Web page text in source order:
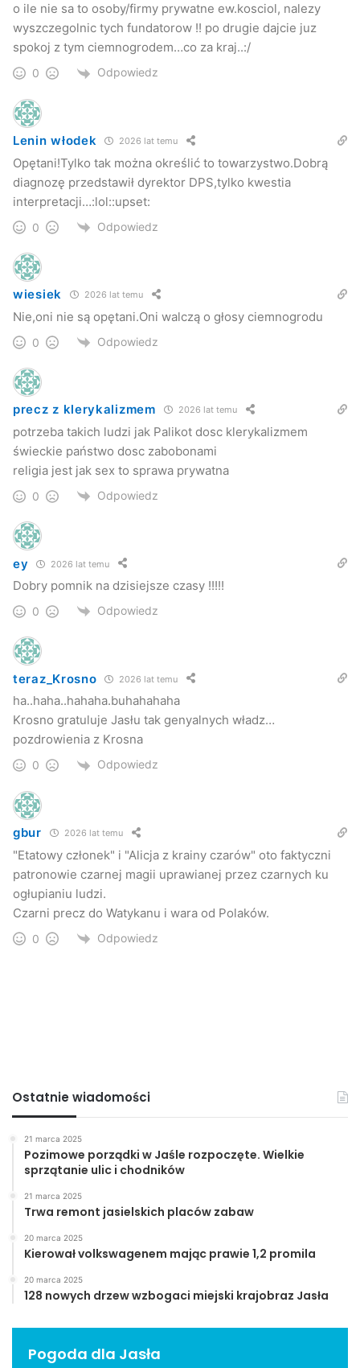
o ile nie sa to osoby/firmy prywatne ew.kosciol, nalezy
wyszczegolnic tych fundatorow !! po drugie dajcie juz
spokoj z tym ciemnogrodem…co za kraj..:/
0 Odpowiedz
Lenin włodek 2026 lat temu
Opętani!Tylko tak można określić to towarzystwo.Dobrą
diagnozę przedstawił dyrektor DPS,tylko kwestia
interpretacji…:lol::upset:
0 Odpowiedz
wiesiek 2026 lat temu
Nie,oni nie są opętani.Oni walczą o głosy ciemnogrodu
0 Odpowiedz
precz z klerykalizmem 2026 lat temu
potrzeba takich ludzi jak Palikot dosc klerykalizmem
świeckie państwo dosc zabobonami
religia jest jak sex to sprawa prywatna
0 Odpowiedz
ey 2026 lat temu
Dobry pomnik na dzisiejsze czasy !!!!!
0 Odpowiedz
teraz_Krosno 2026 lat temu
ha..haha..hahaha.buhahahaha
Krosno gratuluje Jasłu tak genyalnych władz…
pozdrowienia z Krosna
0 Odpowiedz
gbur 2026 lat temu
"Etatowy członek" i "Alicja z krainy czarów" oto faktyczni
patronowie czarnej magii uprawianej przez czarnych ku
ogłupianiu ludzi.
Czarni precz do Watykanu i wara od Polaków.
0 Odpowiedz
Ostatnie wiadomości
21 marca 2025
Pozimowe porządki w Jaśle rozpoczęte. Wielkie
sprzątanie ulic i chodników
21 marca 2025
Trwa remont jasielskich placów zabaw
20 marca 2025
Kierował volkswagenem mając prawie 1,2 promila
20 marca 2025
128 nowych drzew wzbogaci miejski krajobraz Jasła
Pogoda dla Jasła